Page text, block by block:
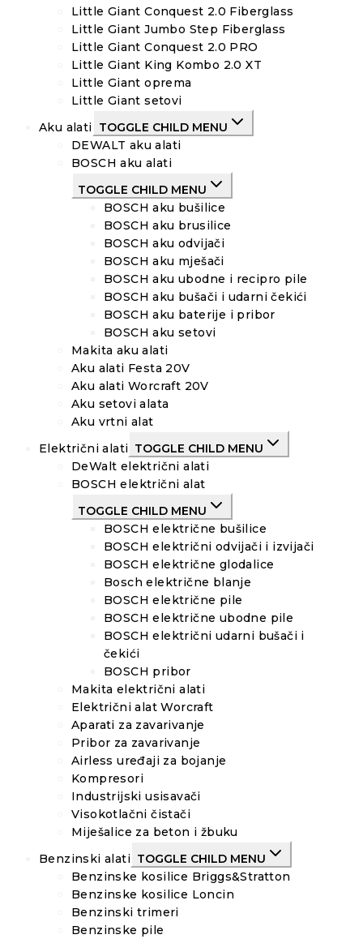
Little Giant Conquest 2.0 Fiberglass
Little Giant Jumbo Step Fiberglass
Little Giant Conquest 2.0 PRO
Little Giant King Kombo 2.0 XT
Little Giant oprema
Little Giant setovi
Aku alati TOGGLE CHILD MENU
DEWALT aku alati
BOSCH aku alati
TOGGLE CHILD MENU
BOSCH aku bušilice
BOSCH aku brusilice
BOSCH aku odvijači
BOSCH aku mješači
BOSCH aku ubodne i recipro pile
BOSCH aku bušači i udarni čekići
BOSCH aku baterije i pribor
BOSCH aku setovi
Makita aku alati
Aku alati Festa 20V
Aku alati Worcraft 20V
Aku setovi alata
Aku vrtni alat
Električni alati TOGGLE CHILD MENU
DeWalt električni alati
BOSCH električni alat
TOGGLE CHILD MENU
BOSCH električne bušilice
BOSCH električni odvijači i izvijači
BOSCH električne glodalice
Bosch električne blanje
BOSCH električne pile
BOSCH električne ubodne pile
BOSCH električni udarni bušači i
čekići
BOSCH pribor
Makita električni alati
Električni alat Worcraft
Aparati za zavarivanje
Pribor za zavarivanje
Airless uređaji za bojanje
Kompresori
Industrijski usisavači
Visokotlačni čistači
Miješalice za beton i žbuku
Benzinski alati TOGGLE CHILD MENU
Benzinske kosilice Briggs&Stratton
Benzinske kosilice Loncin
Benzinski trimeri
Benzinske pile